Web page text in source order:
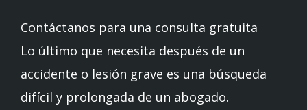
Contáctanos para una consulta gratuita
Lo último que necesita después de un
accidente o lesión grave es una búsqueda
difícil y prolongada de un abogado.